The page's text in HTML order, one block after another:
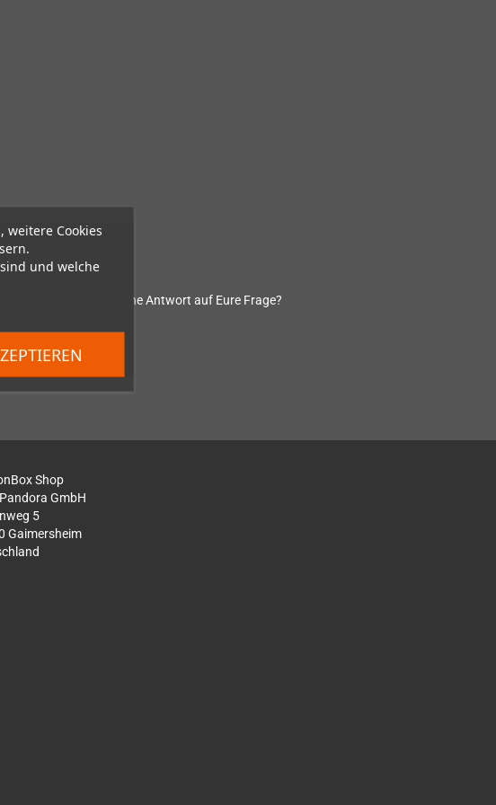
weitere Cookies
und welche
andere Anwender eine Antwort auf Eure Frage?
Shop
GmbH
5
Gaimersheim